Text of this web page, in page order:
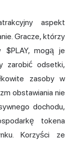
aspekt
Gracze, którzy
mogą je
zarobić odsetki,
zasoby w
obstawiania nie
dochodu,
tokena
Korzyści ze